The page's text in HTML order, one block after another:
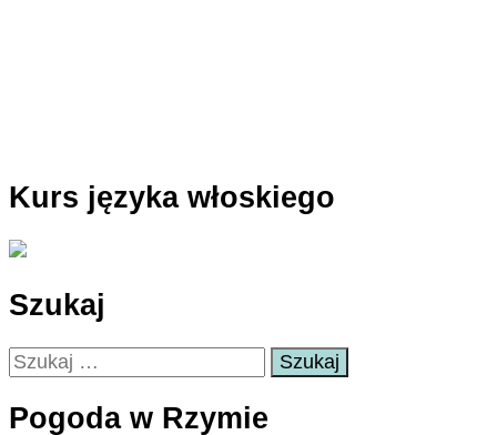
Kurs języka włoskiego
Szukaj
Szukaj:
Pogoda w Rzymie